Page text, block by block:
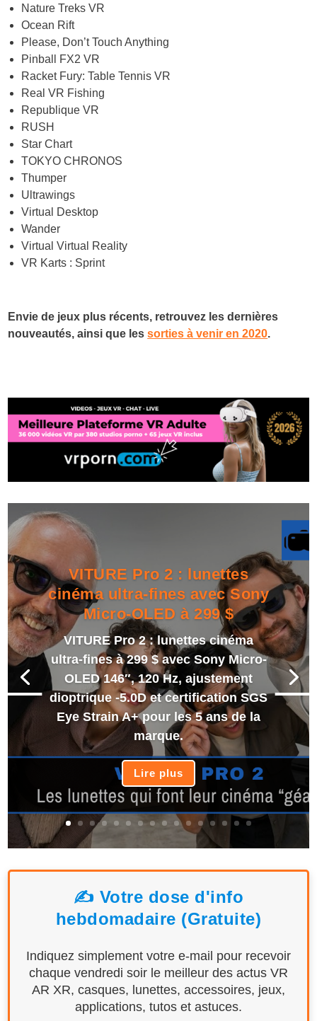
Nature Treks VR
Ocean Rift
Please, Don’t Touch Anything
Pinball FX2 VR
Racket Fury: Table Tennis VR
Real VR Fishing
Republique VR
RUSH
Star Chart
TOKYO CHRONOS
Thumper
Ultrawings
Virtual Desktop
Wander
Virtual Virtual Reality
VR Karts : Sprint
Envie de jeux plus récents, retrouvez les dernières
nouveautés, ainsi que lessorties à venir en 2020.
VITURE Pro 2 : lunettes
cinéma ultra-fines avec Sony
Micro-OLED à 299 $
VITURE Pro 2 : lunettes cinéma
ultra-fines à 299 $ avec Sony Micro-
OLED 146″, 120 Hz, ajustement
dioptrique -5.0D et certification SGS
Eye Strain A+ pour les 5 ans de la
marque.
Lire plus
✍️ Votre dose d'info
hebdomadaire (Gratuite)
Indiquez simplement votre e-mail pour recevoir
chaque vendredi soir le meilleur des actus VR
AR XR, casques, lunettes, accessoires, jeux,
applications, tutos et astuces.